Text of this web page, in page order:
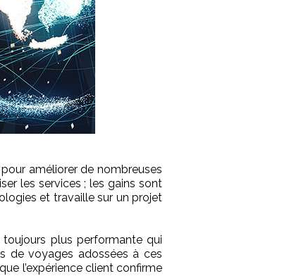
améliorer de nombreuses
les services ; les gains sont
et travaille sur un projet
plus performante qui
de voyages adossées à ces
l’expérience client confirme